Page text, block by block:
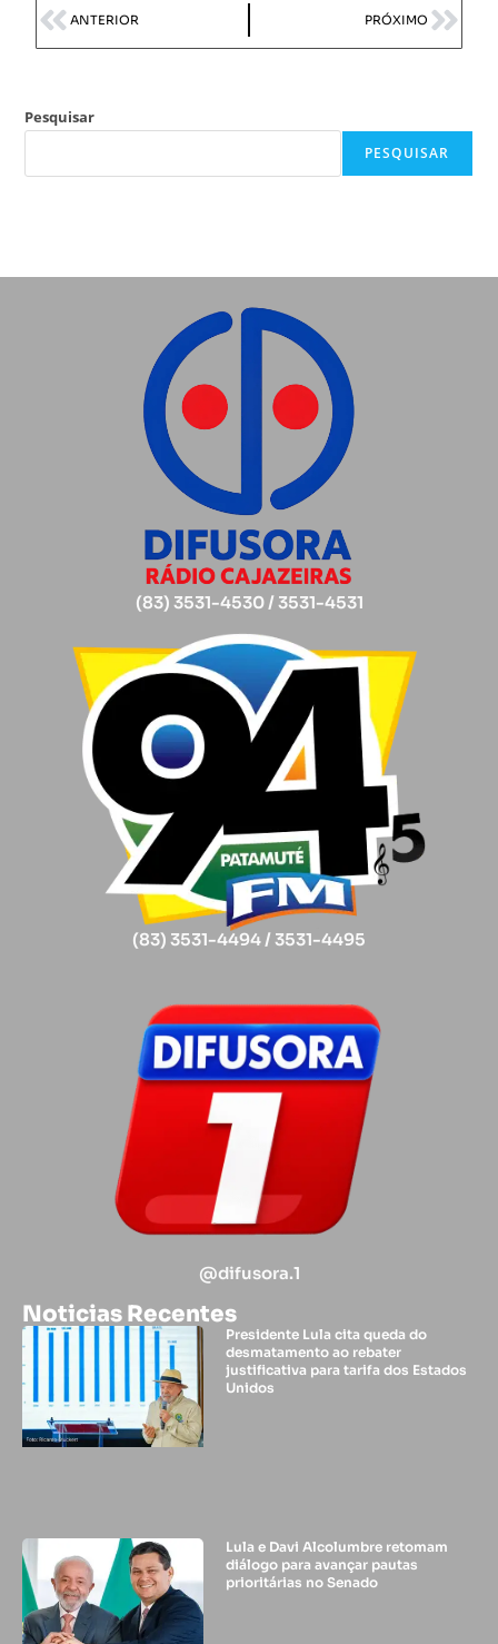
ANTERIOR PRÓXIMO
Pesquisar
PESQUISAR
(83) 3531-4530 / 3531-4531
(83) 3531-4494 / 3531-4495
@difusora.1
Noticias Recentes
Presidente Lula cita queda do
desmatamento ao rebater
justificativa para tarifa dos Estados
Unidos
Lula e Davi Alcolumbre retomam
diálogo para avançar pautas
prioritárias no Senado